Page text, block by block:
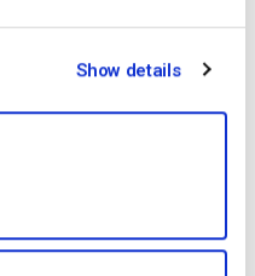
Show details
veces más. Lo difícil